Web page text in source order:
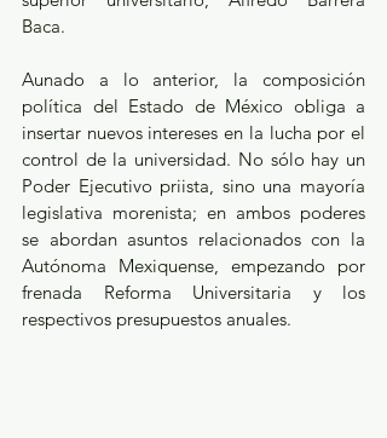
Baca.
Aunado a lo anterior, la composición
política del Estado de México obliga a
insertar nuevos intereses en la lucha por el
control de la universidad. No sólo hay un
Poder Ejecutivo priista, sino una mayoría
legislativa morenista; en ambos poderes
se abordan asuntos relacionados con la
Autónoma Mexiquense, empezando por
frenada Reforma Universitaria y los
respectivos presupuestos anuales.